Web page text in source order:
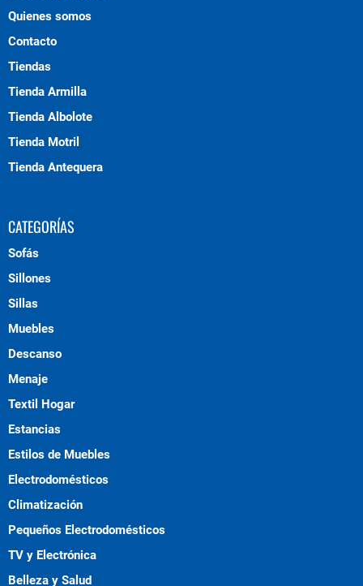
Quienes somos
Contacto
Tiendas
Tienda Armilla
Tienda Albolote
Tienda Motril
Tienda Antequera
CATEGORÍAS
Sofás
Sillones
Sillas
Muebles
Descanso
Menaje
Textil Hogar
Estancias
Estilos de Muebles
Electrodomésticos
Climatización
Pequeños Electrodomésticos
TV y Electrónica
Belleza y Salud